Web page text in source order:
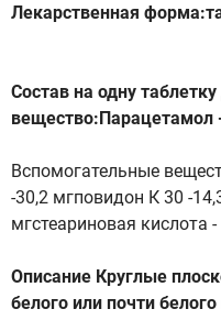
Лекарственная
Состав на одну
вещество:Парацетамол
Вспомогательные
-30,2 мгповидон К 30 -
мгстеариновая кислота
Описание Круглые
белого или почти